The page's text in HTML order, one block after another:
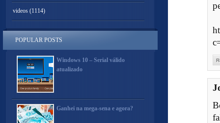
videos (1114)
POPULAR POSTS
Windows 10 – Serial válido
atualizado
Ganhei na mega-sena e agora?